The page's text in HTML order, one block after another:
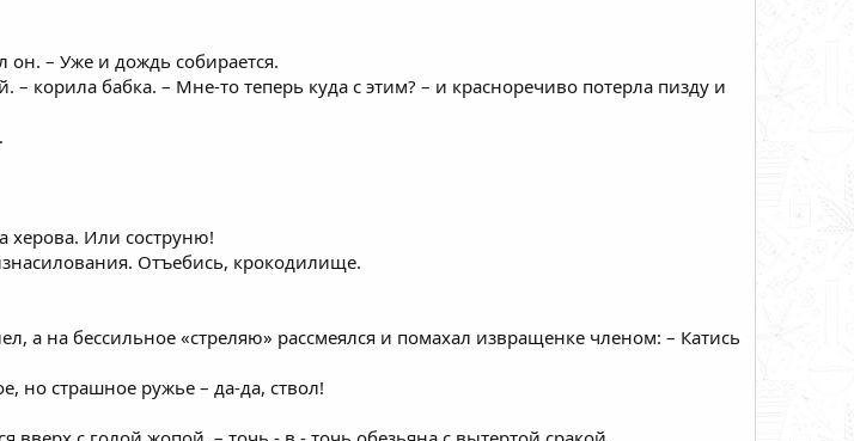
он. – Уже и дождь собирается.
корила бабка. – Мне-то теперь куда с этим? – и красноречиво потерла пизду и
херова. Или соструню!
Отъебись, крокодилище.
а на бессильное «стреляю» рассмеялся и помахал извращенке членом: – Катись
но страшное ружье – да-да, ствол!